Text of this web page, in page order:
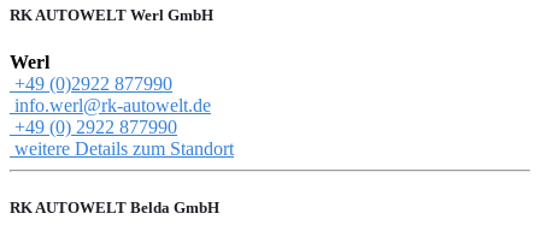
RK AUTOWELT Werl GmbH
Werl
+49 (0)2922 877990
info.werl@rk-autowelt.de
+49 (0) 2922 877990
weitere Details zum Standort
RK AUTOWELT Belda GmbH